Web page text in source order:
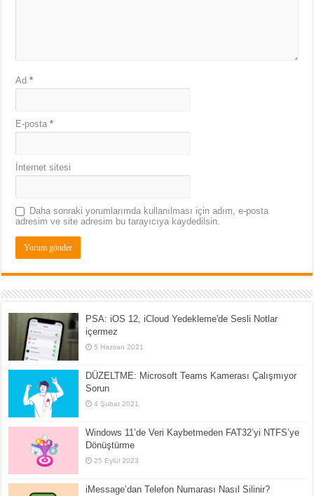
Ad*
E-posta*
İnternet sitesi
Daha sonraki yorumlarımda kullanılması için adım, e-posta
adresim ve site adresim bu tarayıcıya kaydedilsin.
PSA: iOS 12, iCloud Yedekleme'de Sesli Notlar
içermez
5 Haziran 2021
DÜZELTME: Microsoft Teams Kamerası Çalışmıyor
Sorun
4 Şubat 2021
Windows 11’de Veri Kaybetmeden FAT32’yi NTFS’ye
Dönüştürme
25 Eylül 2023
iMessage’dan Telefon Numarası Nasıl Silinir?